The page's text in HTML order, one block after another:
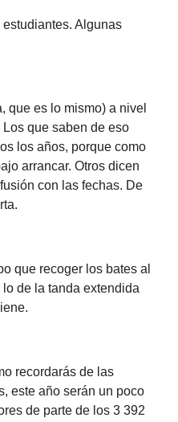
Algunas
que es lo mismo) a nivel
que saben de eso
los años, porque como
arrancar. Otros dicen
con las fechas. De
que recoger los bates al
de la tanda extendida
recordarás de las
este año serán un poco
de parte de los 3 392